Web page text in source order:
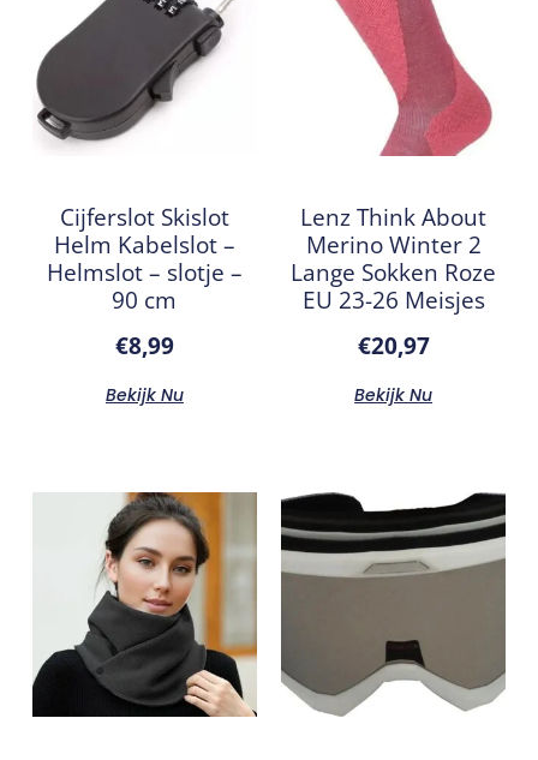
Cijferslot Skislot
Helm Kabelslot –
Helmslot – slotje –
90 cm
€8,99
Bekijk Nu
Lenz Think About
Merino Winter 2
Lange Sokken Roze
EU 23-26 Meisjes
€20,97
Bekijk Nu